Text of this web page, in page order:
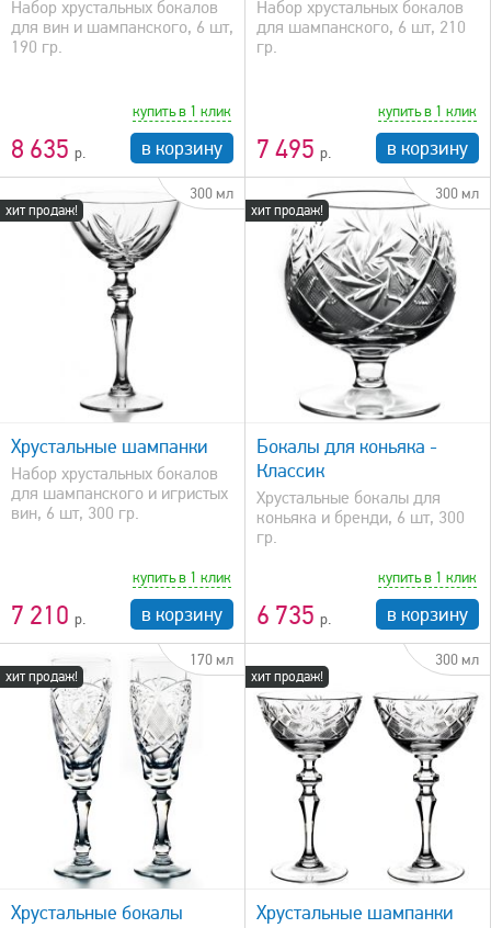
Набор хрустальных бокалов
для вин и шампанского, 6 шт,
190 гр.
8 635
купить в 1 клик
в корзину
Набор хрустальных бокалов
для шампанского, 6 шт, 210
гр.
7 495
купить в 1 клик
в корзину
хит продаж!
300 мл
Хрустальные шампанки
Набор хрустальных бокалов
для шампанского и игристых
вин, 6 шт, 300 гр.
7 210
купить в 1 клик
в корзину
хит продаж!
300 мл
быстрый просмотр
Бокалы для коньяка -
Классик
Хрустальные бокалы для
коньяка и бренди, 6 шт, 300
гр.
6 735
купить в 1 клик
в корзину
хит продаж!
170 мл
Хрустальные бокалы
хит продаж!
300 мл
быстрый просмотр
Хрустальные шампанки